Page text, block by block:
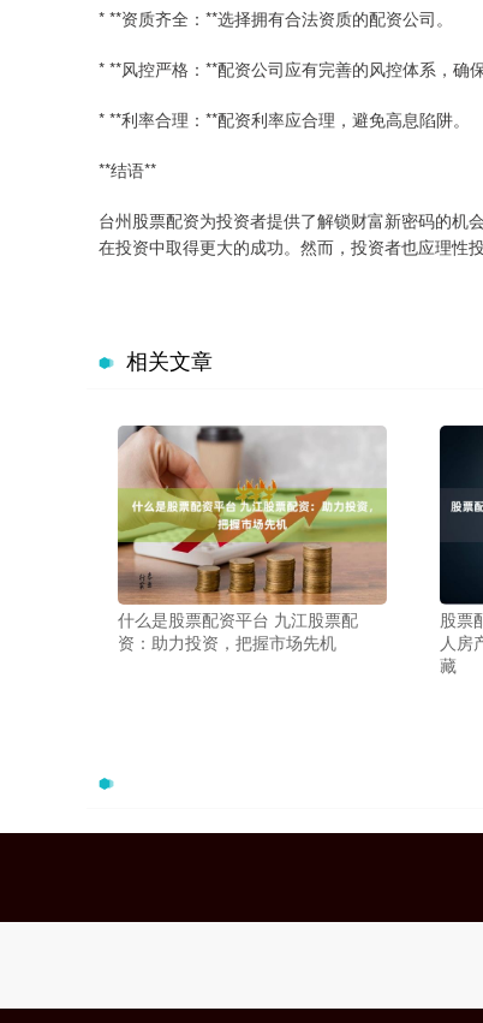
* **资质齐全：**选择拥有合法资质的配资公司。
* **风控严格：**配资公司应有完善的风控体系，确
* **利率合理：**配资利率应合理，避免高息陷阱。
**结语**
台州股票配资为投资者提供了解锁财富新密码的机
在投资中取得更大的成功。然而，投资者也应理性
相关文章
什么是股票配资平台 九江股票配
资：助力投资，把握市场先机
股票
人房
藏